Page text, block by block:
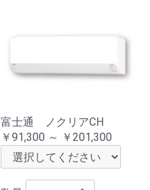
富士通 ノクリアCH
￥91,300 ～ ￥201,300